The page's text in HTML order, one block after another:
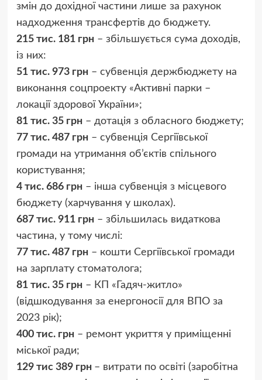
змін до дохідної частини лише за рахунок
надходження трансфертів до бюджету.
215 тис. 181 грн– збільшується сума доходів,
із них:
51 тис. 973 грн– субвенція держбюджету на
виконання соцпроекту «Активні парки –
локації здорової України»;
81 тис. 35 грн– дотація з обласного бюджету;
77 тис. 487 грн– субвенція Сергіївської
громади на утримання об’єктів спільного
користування;
4 тис. 686 грн– інша субвенція з місцевого
бюджету (харчування у школах).
687 тис. 911 грн– збільшилась видаткова
частина, у тому числі:
77 тис. 487 грн– кошти Сергіївської громади
на зарплату стоматолога;
81 тис. 35 грн– КП «Гадяч-житло»
(відшкодування за енергоносії для ВПО за
2023 рік);
400 тис. грн– ремонт укриття у приміщенні
міської ради;
129 тис 389 грн – витрати по освіті (заробітна